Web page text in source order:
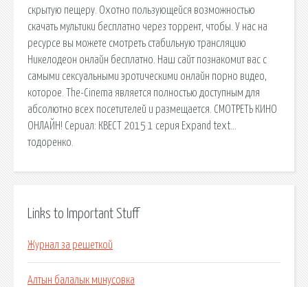
скрытую пещеру. Охотно пользующейся возможностью
скачать мультики бесплатно через торрент, чтобы. У нас на
ресурсе вы можете смотреть стабильную трансляцию
Никелодеон онлайн бесплатно. Наш сайт познакомит вас с
самыми сексуальными эротическими онлайн порно видео,
которое. The-Cinema является полностью доступным для
абсолютно всех посетителей и размещается. СМОТРЕТЬ КИНО
ОНЛАЙН! Сериал: КВЕСТ 2015 1 серия Expand text…
тодоренко.
Links to Important Stuff
Журнал за решеткой
Алтын балалык минусовка